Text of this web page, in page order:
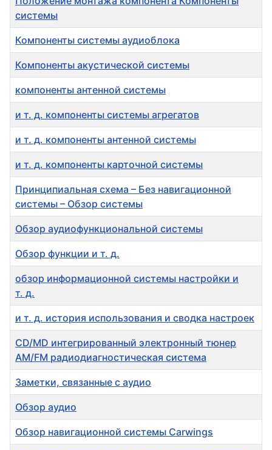
системы
Компоненты системы аудиоблока
Компоненты акустической системы
компоненты антенной системы
и т. д. компоненты системы агрегатов
и т. д. компоненты антенной системы
и т. д. компоненты карточной системы
Принципиальная схема – Без навигационной
системы – Обзор системы
Обзор аудиофункциональной системы
Обзор функции и т. д.
обзор информационной системы настройки и
т. д.
и т. д. история использования и сводка настроек
CD/MD интегрированный электронный тюнер
AM/FM радиодиагностическая система
Заметки, связанные с аудио
Обзор аудио
Обзор навигационной системы Carwings